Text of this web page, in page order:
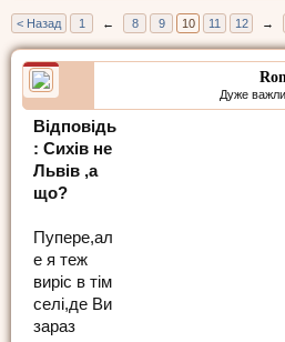
< Назад 1 ← 8 9 10 11 12 →
Дуже
Відповідь
: Сихів не
Львів ,а
що?
Пупере,ал
е я теж
виріс в тім
селі,де Ви
зараз